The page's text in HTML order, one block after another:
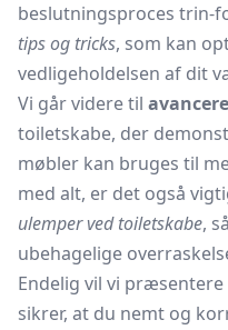
beslutningsproces trin-
tips og tricks, som kan
vedligeholdelsen af dit
Vi går videre til
toiletskabe, der
møbler kan bruges til
med alt, er det også
ulemper ved toiletskabe,
ubehagelige
Endelig vil vi præsentere
sikrer, at du nemt og